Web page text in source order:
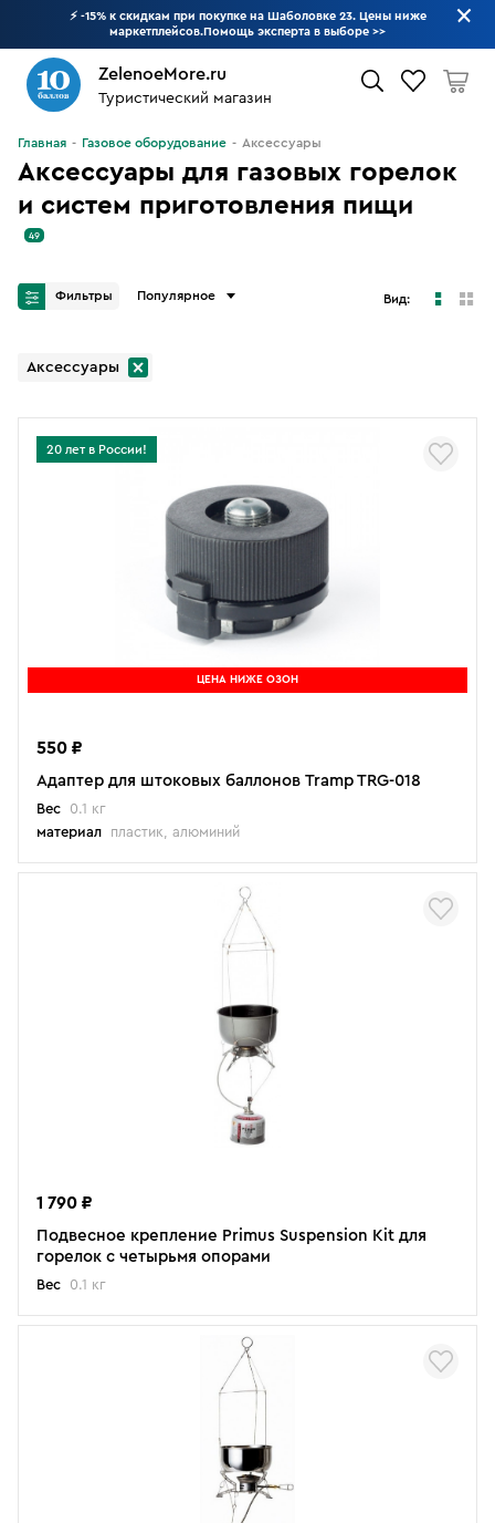
⚡ -15% к скидкам при покупке на Шаболовке 23. Цены ниже
маркетплейсов.Помощь эксперта в выборе >>
ZelenoeMore.ru
Туристический магазин
Что будем искать?
Главная Газовое оборудование Аксессуары
Аксессуары для газовых горелок
и систем приготовления пищи
49
Фильтры Популярное Вид:
Аксессуары
20 лет в России!
ЦЕНА НИЖЕ ОЗОН
550 ₽
Адаптер для штоковых баллонов Tramp TRG-018
Вес
0.1 кг
материал
пластик, алюминий
1 790 ₽
Подвесное крепление Primus Suspension Kit для
горелок с четырьмя опорами
Вес 0.1 кг